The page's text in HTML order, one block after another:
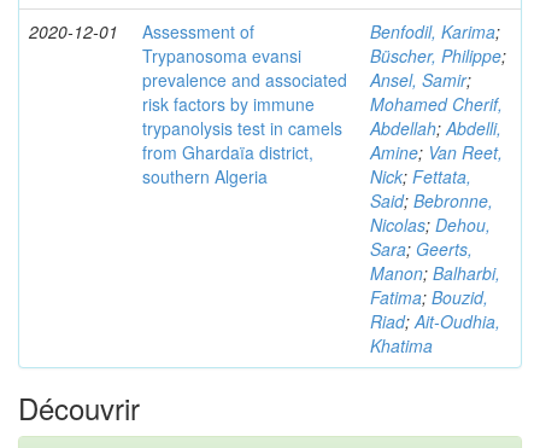
2020-12-01
Assessment of
Trypanosoma evansi
prevalence and associated
risk factors by immune
trypanolysis test in camels
from Ghardaïa district,
southern Algeria
Benfodil, Karima;
Büscher, Philippe;
Ansel, Samir;
Mohamed Cherif,
Abdellah;Abdelli,
Amine; Van Reet,
Nick; Fettata,
Said; Bebronne,
Nicolas; Dehou,
Sara; Geerts,
Manon; Balharbi,
Fatima; Bouzid,
Riad;Ait-Oudhia,
Khatima
Découvrir